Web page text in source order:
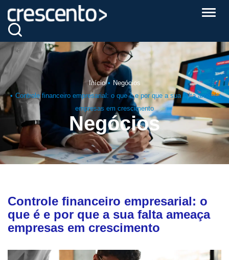
Início
Negócios
Controle financeiro empresarial: o que é e por que a sua falta ameaça
empresas em crescimento
Negócios
Controle financeiro empresarial: o
que é e por que a sua falta ameaça
empresas em crescimento